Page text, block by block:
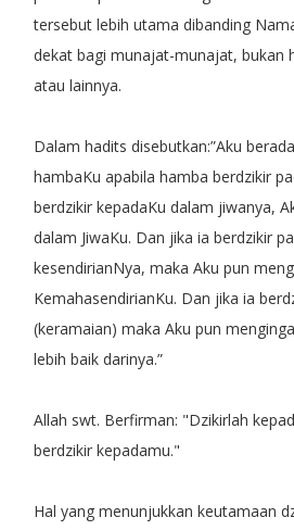
tersebut lebih utama dibanding
dekat bagi munajat-munajat, bukan
atau lainnya.
Dalam hadits disebutkan:”Aku
hambaKu apabila hamba berdzikir
berdzikir kepadaKu dalam jiwanya,
dalam JiwaKu. Dan jika ia berdzikir
kesendirianNya, maka Aku pun
KemahasendirianKu. Dan jika ia
(keramaian) maka Aku pun
lebih baik darinya.”
Allah swt. Berfirman: "Dzikirlah
berdzikir kepadamu."
Hal yang menunjukkan keutamaan